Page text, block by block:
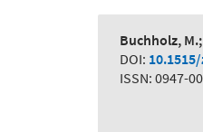
Buchholz,
DOI:
ISSN: 0947-